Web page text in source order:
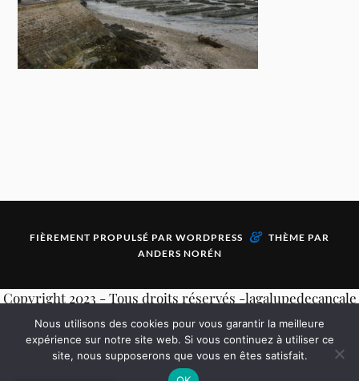
FIÈREMENT PROPULSÉ PAR WORDPRESS & THÈME PAR
ANDERS NORÉN
Copyright 2023 - Tous droits réservés -lagalupedecancale
et photos de Mireille Nicolino-
Mentions légales
Nous utilisons des cookies pour vous garantir la meilleure
expérience sur notre site web. Si vous continuez à utiliser ce
site, nous supposerons que vous en êtes satisfait.